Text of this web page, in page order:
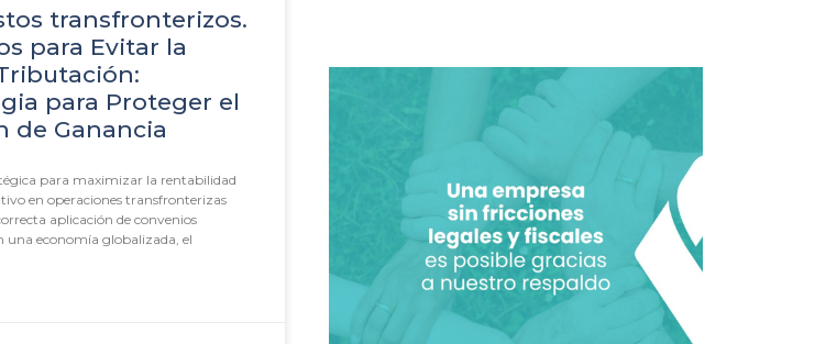
transfronterizos.
para Evitar la
para Proteger el
de Ganancia
para maximizar la rentabilidad
en operaciones transfronterizas
aplicación de convenios
una economía globalizada, el